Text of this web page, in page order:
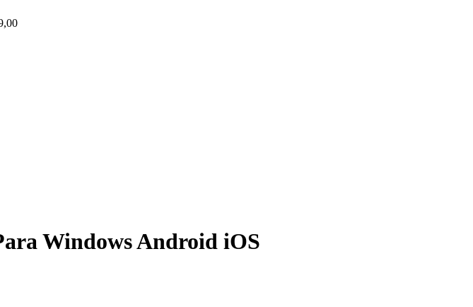
Windows Android iOS